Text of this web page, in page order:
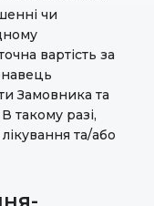
чи
вартість за
Замовника та
такому разі,
та/або